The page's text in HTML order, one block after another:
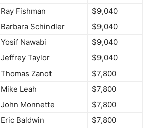
Ray Fishman
$9,040
Barbara Schindler
$9,040
Yosif Nawabi
$9,040
Jeffrey Taylor
$9,040
Thomas Zanot
$7,800
Mike Leah
$7,800
John Monnette
$7,800
Eric Baldwin
$7,800